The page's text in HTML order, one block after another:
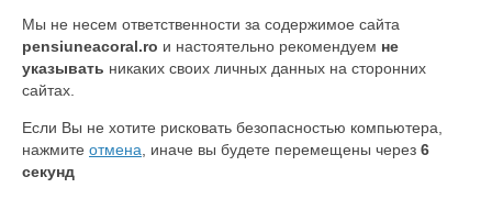
Мы не несем ответственности за содержимое сайта
pensiuneacoral.ro и настоятельно рекомендуем не
указывать никаких своих личных данных на сторонних
сайтах.
Если Вы не хотите рисковать безопасностью компьютера,
нажмите отмена , иначе вы будете перемещены через 6
секунд